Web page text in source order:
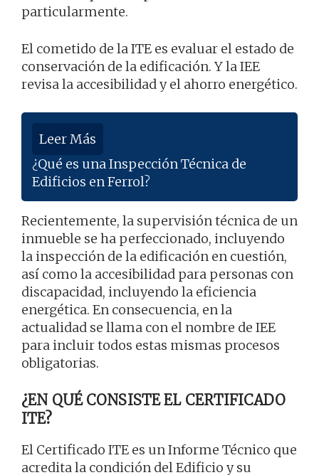
particularmente.
El cometido de la ITE es evaluar el estado de
conservación de la edificación. Y la IEE
revisa la accesibilidad y el ahorro energético.
Leer Más
¿Qué es una Inspección Técnica de
Edificios en Ferrol?
Recientemente, la supervisión técnica de un
inmueble se ha perfeccionado, incluyendo
la inspección de la edificación en cuestión,
así como la accesibilidad para personas con
discapacidad, incluyendo la eficiencia
energética. En consecuencia, en la
actualidad se llama con el nombre de IEE
para incluir todos estas mismas procesos
obligatorias.
¿EN QUÉ CONSISTE EL CERTIFICADO
ITE?
El Certificado ITE es un Informe Técnico que
acredita la condición del Edificio y su